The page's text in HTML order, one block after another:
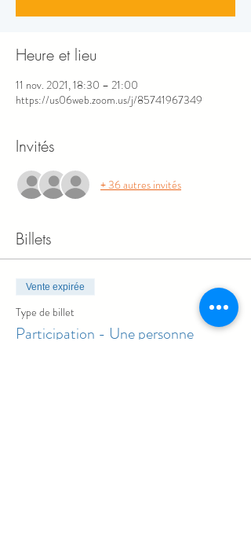
Heure et lieu
11 nov. 2021, 18:30 – 21:00
https://us06web.zoom.us/j/85741967349
Invités
+ 36 autres invités
Billets
Vente expirée
Type de billet
Participation - Une personne